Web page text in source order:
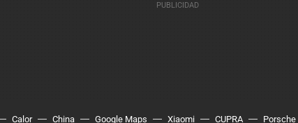
Calor China Google Maps Xiaomi CUPRA Porsche